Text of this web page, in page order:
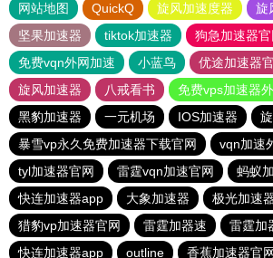
网站地图 QuickQ 旋风加速度器 旋
坚果加速器
tiktok加速器
狗急加速器官
免费vqn外网加速
小蓝鸟 优途加速器
旋风加速器
八戒看书
免费vps加速器
黑豹加速器
一元机场 IOS加速器
暴雪vp永久免费加速器下载官网
vqn加速
tyl加速器官网
雷霆vqn加速官网
蚂蚁
快连加速器app
大象加速器 极光加速
猎豹vp加速器官网
雷霆加器速 雷霆加
快连加速器app
outline 香蕉加速器官